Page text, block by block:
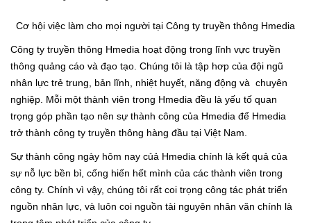
Cơ hội việc làm cho mọi người tại Công ty truyền thông Hmedia
Công ty truyền thông Hmedia hoạt động trong lĩnh vực truyền
thông quảng cáo và đạo tạo. Chúng tôi là tập hơp của đội ngũ
nhân lực trẻ trung, bản lĩnh, nhiệt huyết, năng động và chuyên
nghiệp. Mỗi một thành viên trong Hmedia đều là yếu tố quan
trọng góp phần tạo nên sự thành công của Hmedia để Hmedia
trở thành công ty truyền thông hàng đầu tại Việt Nam.
Sự thành công ngày hôm nay củả Hmedia chính là kết quả của
sự nỗ lực bền bỉ, cống hiến hết mình của các thành viên trong
công ty. Chính vì vậy, chúng tôi rất coi trọng công tác phát triển
nguồn nhân lực, và luôn coi nguồn tài nguyên nhân văn chính là